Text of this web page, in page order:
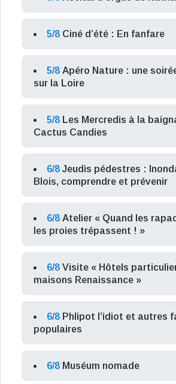
5/8 Ciné d’été : En fanfare
5/8 Apéro Nature : une
sur la Loire
5/8 Les Mercredis à la
Cactus Candies
6/8 Jeudis pédestres :
Blois, comprendre et prévenir
6/8 Atelier « Quand les
les proies trépassent ! »
6/8 Visite « Hôtels
maisons Renaissance »
6/8 Phlipot l’idiot et autres
populaires
6/8 Muséum nomade